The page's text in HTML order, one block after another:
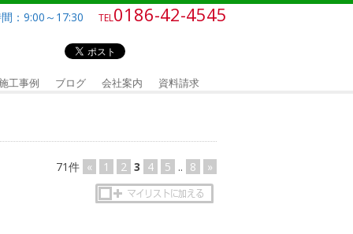
：9:00～17:30 TEL0186-42-4545
工事例 ブログ 会社案内 資料請求
71件 « 1 2 3 4 5 .. 8 »